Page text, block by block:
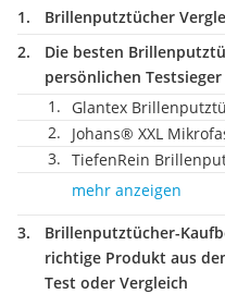
Brillenputztücher
Die besten
persönlichen
Glantex
Johans® XXL
TiefenRein
mehr anzeigen
Brillenputztücher-
richtige Produkt aus
Test oder Vergleich